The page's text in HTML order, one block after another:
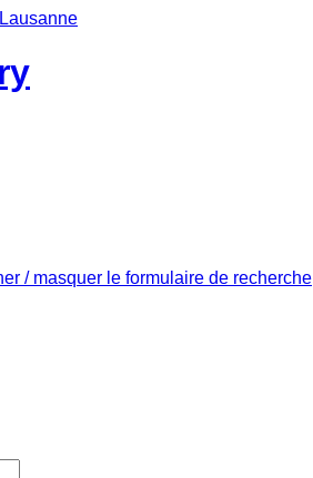
/ masquer le formulaire de recherche